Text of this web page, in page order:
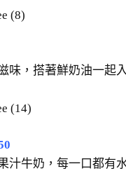
味，搭著鮮奶油一起
汁牛奶，每一口都有